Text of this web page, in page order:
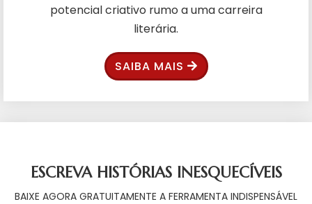
potencial criativo rumo a uma carreira
literária.
SAIBA MAIS
ESCREVA HISTÓRIAS INESQUECÍVEIS
BAIXE AGORA GRATUITAMENTE A FERRAMENTA INDISPENSÁVEL